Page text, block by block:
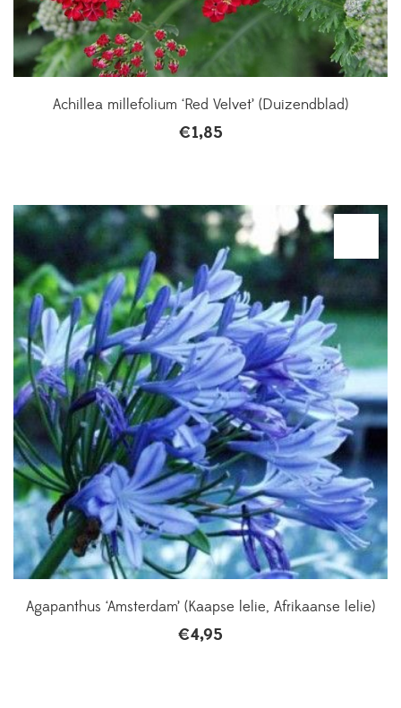
Achillea millefolium ‘Red Velvet’ (Duizendblad)
€1,85
Agapanthus ‘Amsterdam’ (Kaapse lelie, Afrikaanse lelie)
€4,95